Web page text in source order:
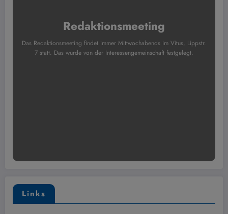
Redaktionsmeeting
Das Redaktionsmeeting findet immer Mittwochabends im Vitus, Lippstr.
7 statt. Das wurde von der Interessengemeinschaft festgelegt.
Links